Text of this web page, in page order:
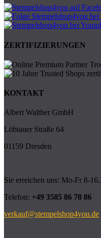
ZERTIFIZIERUNGEN
KONTAKT
Albert Walther GmbH
Löbtauer Straße 64
01159 Dresden
Sie erreichen uns: Mo-Fr 8-
Telefon: +49 3585 86 78 86
verkauf@stempelshop4you.de